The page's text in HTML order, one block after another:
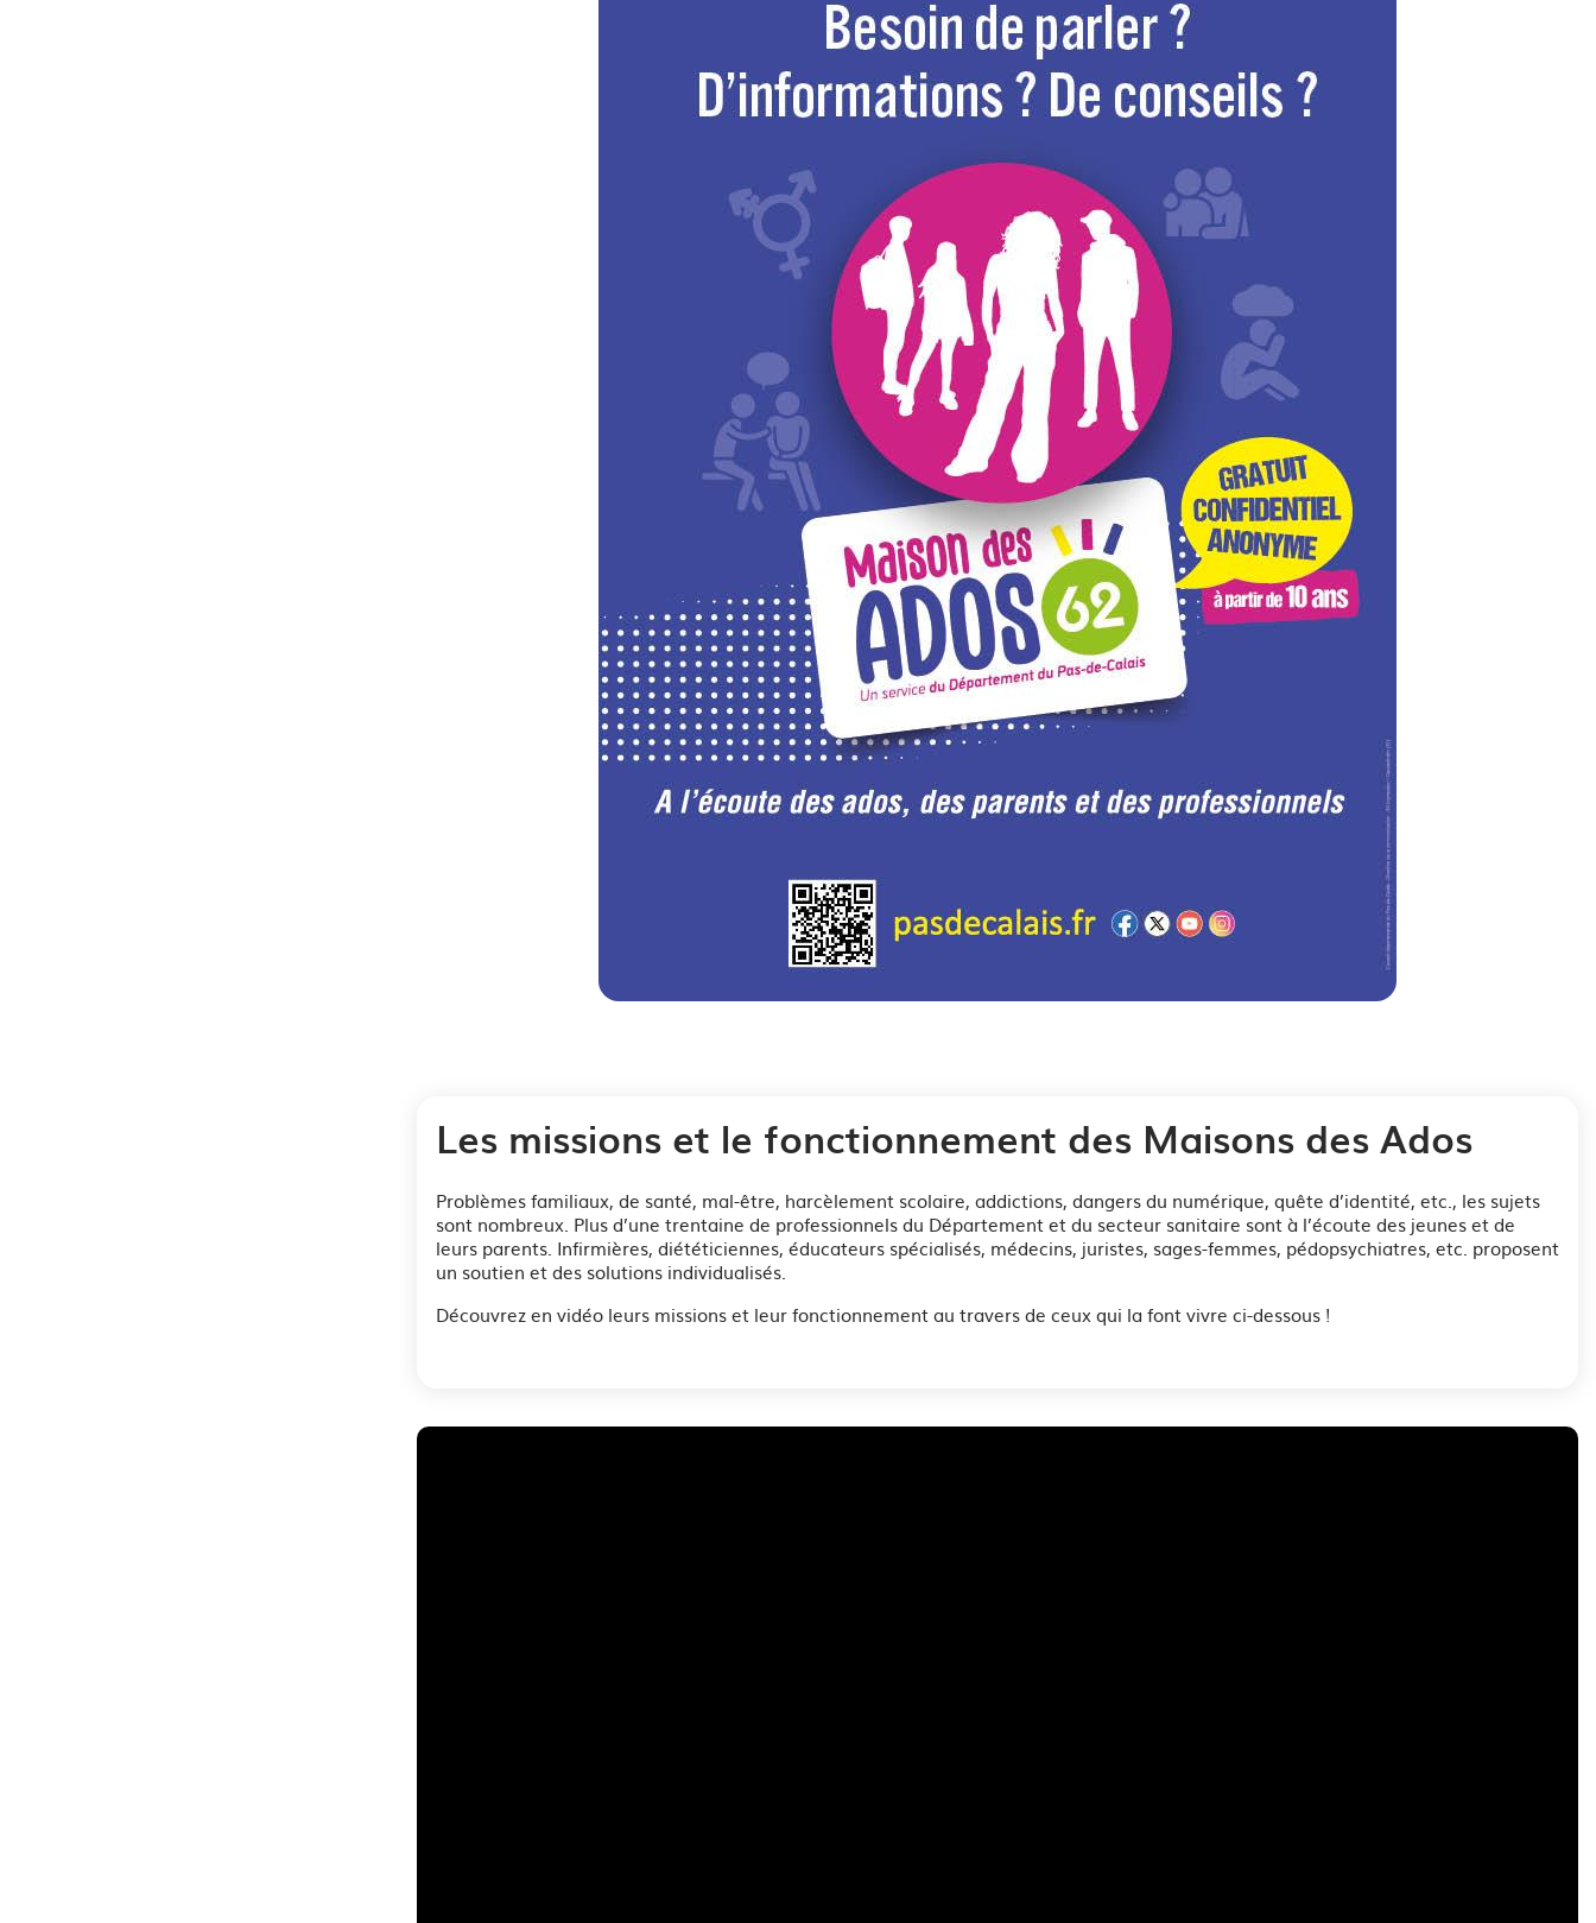
Les missions et le fonctionnement des Maisons des Ados
Problèmes familiaux, de santé, mal-être, harcèlement scolaire, addictions, dangers du numérique, quête d’identité, etc., les sujets
sont nombreux. Plus d’une trentaine de professionnels du Département et du secteur sanitaire sont à l’écoute des jeunes et de
leurs parents. Infirmières, diététiciennes, éducateurs spécialisés, médecins, juristes, sages-femmes, pédopsychiatres, etc. proposent
un soutien et des solutions individualisés.
Découvrez en vidéo leurs missions et leur fonctionnement au travers de ceux qui la font vivre ci-dessous !